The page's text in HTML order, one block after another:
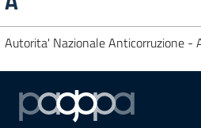
Autorita' Nazionale Anticorruzione -